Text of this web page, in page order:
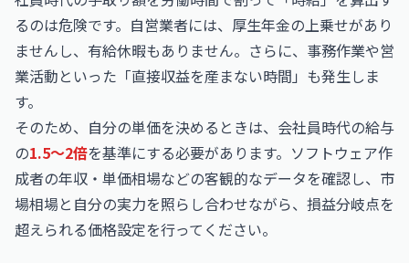
るのは危険です。自営業者には、厚生年金の上乗せがあり
ませんし、有給休暇もありません。さらに、事務作業や営
業活動といった「直接収益を産まない時間」も発生しま
す。
そのため、自分の単価を決めるときは、会社員時代の給与
の1.5〜2倍を基準にする必要があります。 ソフトウェア作
成者の年収・単価相場などの客観的なデータを確認し、市
場相場と自分の実力を照らし合わせながら、損益分岐点を
超えられる価格設定を行ってください。